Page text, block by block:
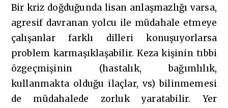
Bir kriz doğduğunda lisan anlaşmazlığı varsa,
agresif davranan yolcu ile müdahale etmeye
çalışanlar farklı dilleri konuşuyorlarsa
problem karmaşıklaşabilir. Keza kişinin tıbbi
özgeçmişinin (hastalık, bağımlılık,
kullanmakta olduğu ilaçlar, vs) bilinmemesi
de müdahalede zorluk yaratabilir. Yer